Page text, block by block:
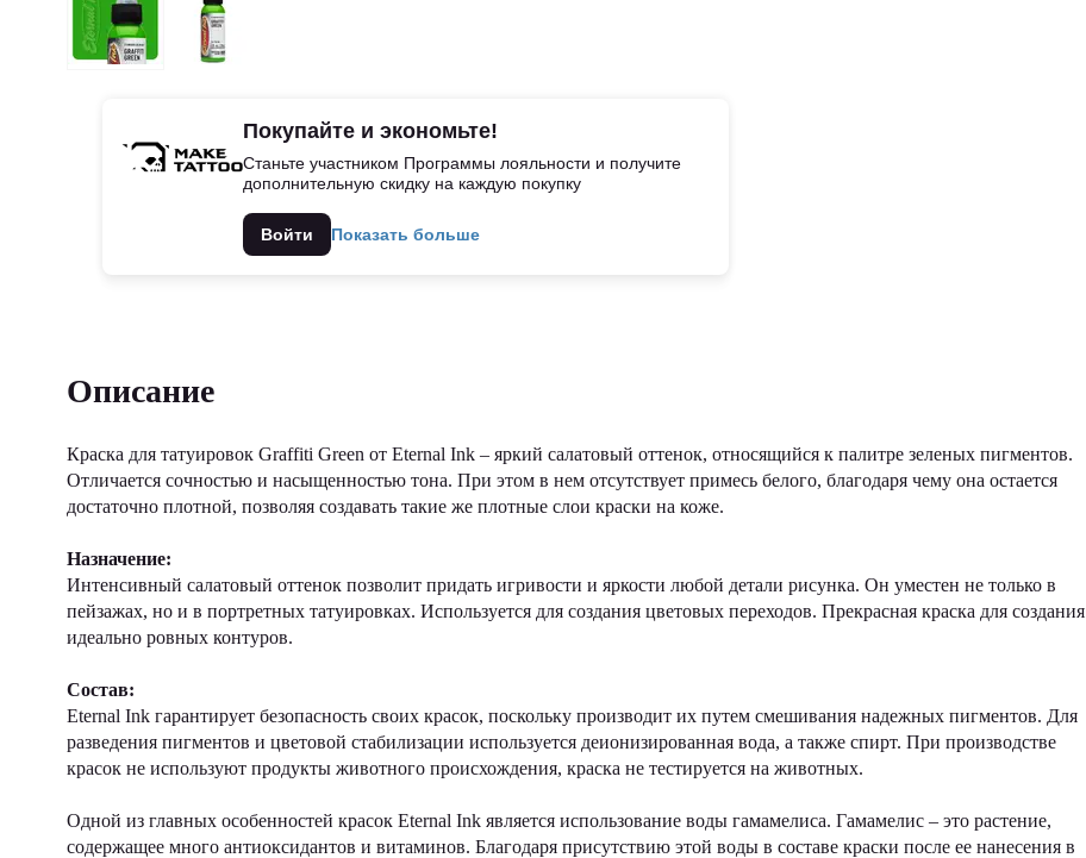
Покупайте и экономьте!
Станьте участником Программы лояльности и получите
дополнительную скидку на каждую покупку
Войти Показать больше
Описание
Краска для татуировок Graffiti Green от Eternal Ink – яркий салатовый оттенок, относящийся к палитре зеленых пигментов.
Отличается сочностью и насыщенностью тона. При этом в нем отсутствует примесь белого, благодаря чему она остается
достаточно плотной, позволяя создавать такие же плотные слои краски на коже.
Назначение:
Интенсивный салатовый оттенок позволит придать игривости и яркости любой детали рисунка. Он уместен не только в
пейзажах, но и в портретных татуировках. Используется для создания цветовых переходов. Прекрасная краска для создания
идеально ровных контуров.
Состав:
Eternal Ink гарантирует безопасность своих красок, поскольку производит их путем смешивания надежных пигментов. Для
разведения пигментов и цветовой стабилизации используется деионизированная вода, а также спирт. При производстве
красок не используют продукты животного происхождения, краска не тестируется на животных.
Одной из главных особенностей красок Eternal Ink является использование воды гамамелиса. Гамамелис – это растение,
содержащее много антиоксидантов и витаминов. Благодаря присутствию этой воды в составе краски после ее нанесения в